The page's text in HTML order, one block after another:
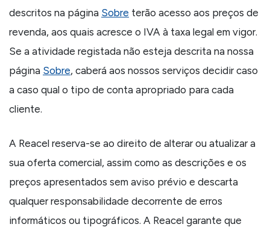
descritos na página Sobre terão acesso aos preços de
revenda, aos quais acresce o IVA à taxa legal em vigor.
Se a atividade registada não esteja descrita na nossa
página Sobre, caberá aos nossos serviços decidir caso
a caso qual o tipo de conta apropriado para cada
cliente.
A Reacel reserva-se ao direito de alterar ou atualizar a
sua oferta comercial, assim como as descrições e os
preços apresentados sem aviso prévio e descarta
qualquer responsabilidade decorrente de erros
informáticos ou tipográficos. A Reacel garante que